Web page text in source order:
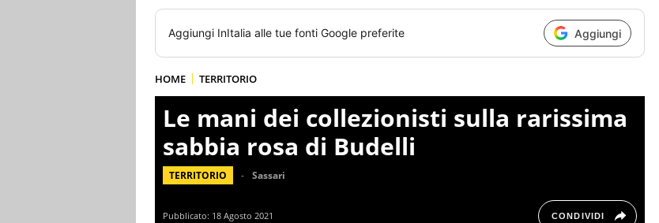
Aggiungi InItalia alle tue fonti Google preferite Aggiungi
HOME TERRITORIO
Le mani dei collezionisti sulla rarissima
sabbia rosa di Budelli
TERRITORIO Sassari
Pubblicato: 18 Agosto 2021 CONDIVIDI